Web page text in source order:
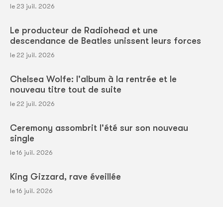
le 23 juil. 2026
Le producteur de Radiohead et une
descendance de Beatles unissent leurs forces
le 22 juil. 2026
Chelsea Wolfe: l'album à la rentrée et le
nouveau titre tout de suite
le 22 juil. 2026
Ceremony assombrit l'été sur son nouveau
single
le 16 juil. 2026
King Gizzard, rave éveillée
le 16 juil. 2026